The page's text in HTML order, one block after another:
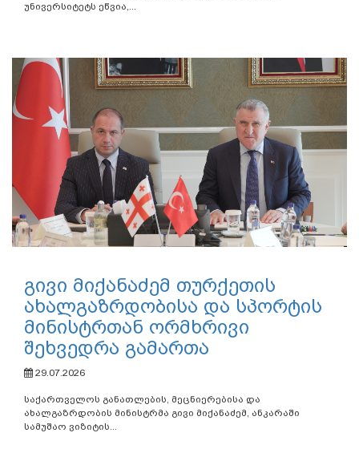
უნივერსიტეტს ეწვია,...
გივი მიქანაძემ თურქეთის
ახალგაზრდობისა და სპორტის
მინისტრთან ორმხრივი
შეხვედრა გამართა
29.07.2026
საქართველოს განათლების, მეცნიერებისა და
ახალგაზრდობის მინისტრმა გივი მიქანაძემ, ანკარაში
სამუშაო ვიზიტის...